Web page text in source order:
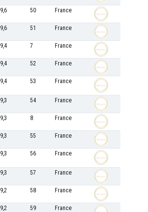
9,6 50 France
9,6 51 France
9,4 7 France
9,4 52 France
9,4 53 France
9,3 54 France
9,3 8 France
9,3 55 France
9,3 56 France
9,3 57 France
9,2 58 France
9,2 59 France